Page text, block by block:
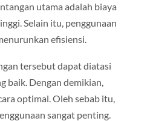
utama adalah biaya
Selain itu, penggunaan
efisiensi.
tersebut dapat diatasi
baik. Dengan demikian,
optimal. Oleh sebab itu,
sangat penting.